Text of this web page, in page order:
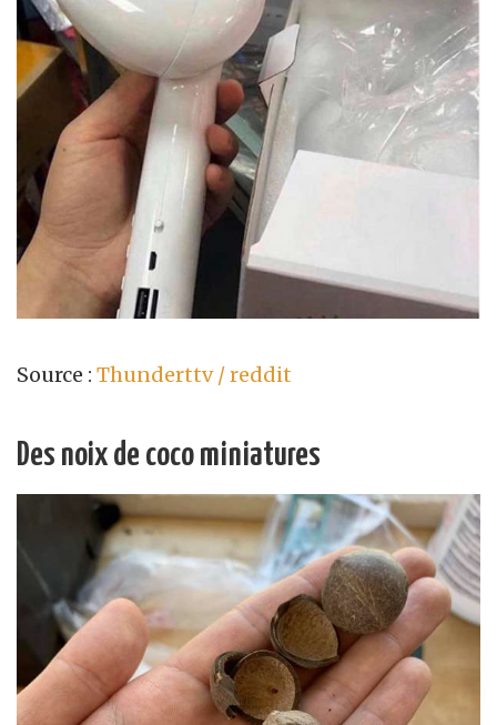
Source : Thunderttv / reddit
Des noix de coco miniatures